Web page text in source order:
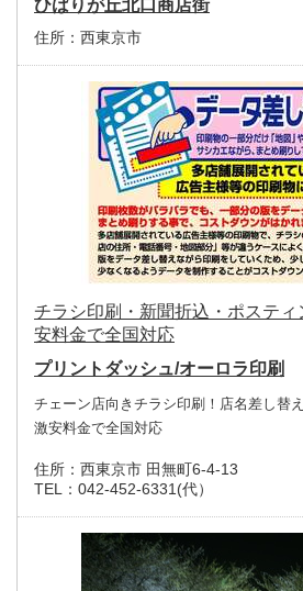
ひばりが丘北口商店街
住所： 西東京市
チラシ印刷・新聞折込・ポステ
安料金で全国対応
プリントダッシュ/オーロラ印刷
チェーン店向きチラシ印刷！店名差し替
激安料金で全国対応
住所： 西東京市 田無町6-4-13
TEL： 042-452-6331(代）